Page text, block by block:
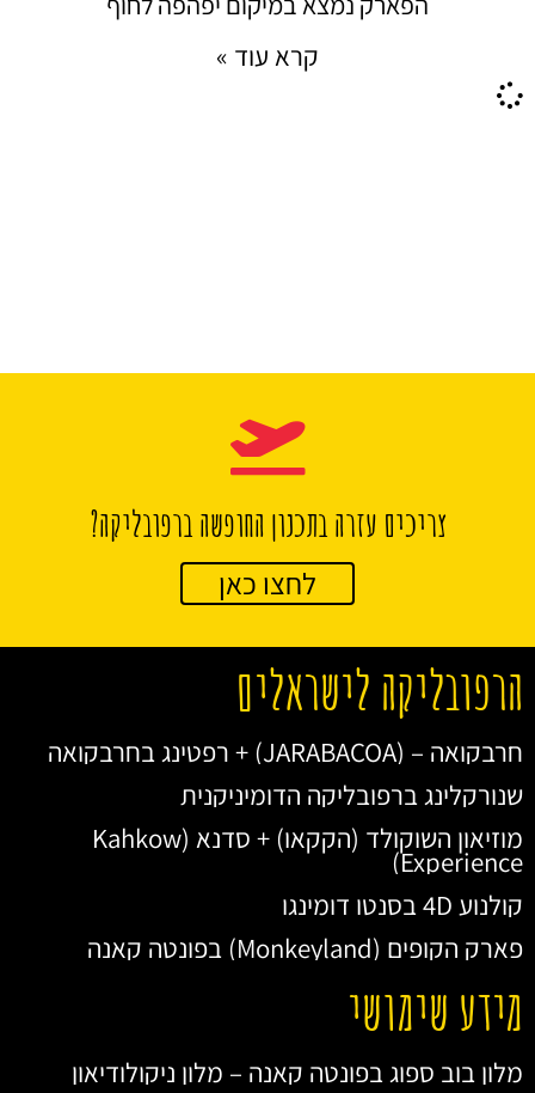
קרא עוד »
צריכים עזרה בתכנון החופשה ברפובליקה?
לחצו כאן
הרפובליקה לישראלים
חרבקואה – (JARABACOA) + רפטינג בחרבקואה
שנורקלינג ברפובליקה הדומיניקנית
מוזיאון השוקולד (הקקאו) + סדנא (Kahkow
Experience)
קולנוע 4D בסנטו דומינגו
פארק הקופים (Monkeyland) בפונטה קאנה
מידע שימושי
מלון בוב ספוג בפונטה קאנה – מלון ניקולודיאון